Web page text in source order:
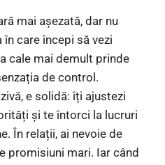
mai așezată, dar nu
în care începi să vezi
cale mai demult prinde
de control.
e solidă: îți ajustezi
și te întorci la lucruri
În relații, ai nevoie de
promisiuni mari. Iar când